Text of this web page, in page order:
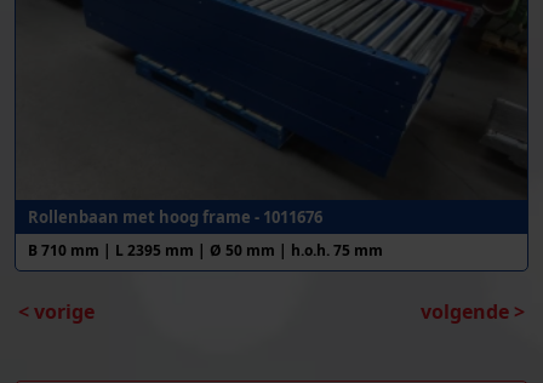
Rollenbaan met hoog frame - 1011676
B 710 mm | L 2395 mm | Ø 50 mm | h.o.h. 75 mm
< vorige volgende >